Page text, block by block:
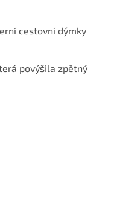
cestovní dýmky
povýšila zpětný